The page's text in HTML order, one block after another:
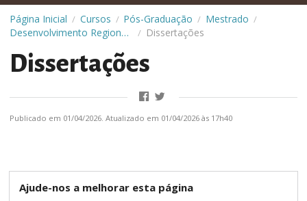
Página Inicial / Cursos / Pós-Graduação / Mestrado /
Desenvolvimento Regional Sustentável / Dissertações
Dissertações
Publicado em 01/04/2026. Atualizado em 01/04/2026 às 17h40
Ajude-nos a melhorar esta página